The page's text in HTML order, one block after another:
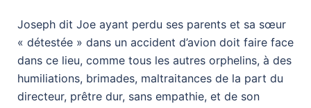
Joseph dit Joe ayant perdu ses parents et sa sœur
« détestée » dans un accident d’avion doit faire face
dans ce lieu, comme tous les autres orphelins, à des
humiliations, brimades, maltraitances de la part du
directeur, prêtre dur, sans empathie, et de son